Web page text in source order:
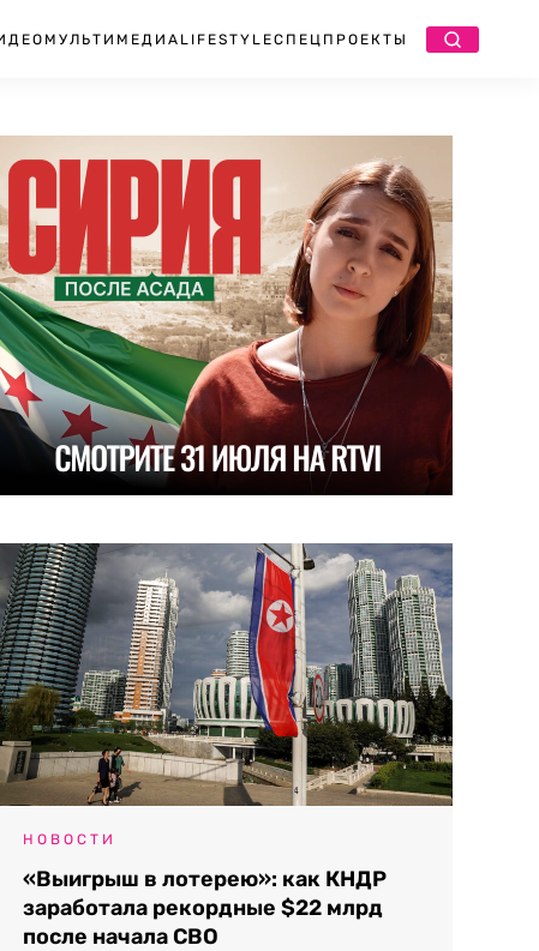
МУЛЬТИМЕДИА LIFESTYLEСПЕЦПРОЕКТЫ
НОВОСТИ
«Выигрыш в лотерею»: как КНДР
заработала рекордные $22 млрд
после начала СВО